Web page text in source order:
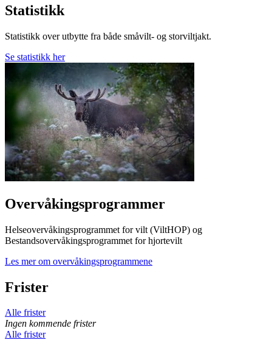
Statistikk
Statistikk over utbytte fra både småvilt- og storviltjakt.
Se statistikk her
Overvåkingsprogrammer
Helseovervåkingsprogrammet for vilt (ViltHOP) og
Bestandsovervåkingsprogrammet for hjortevilt
Les mer om overvåkingsprogrammene
Frister
Alle frister
Ingen kommende frister
Alle frister